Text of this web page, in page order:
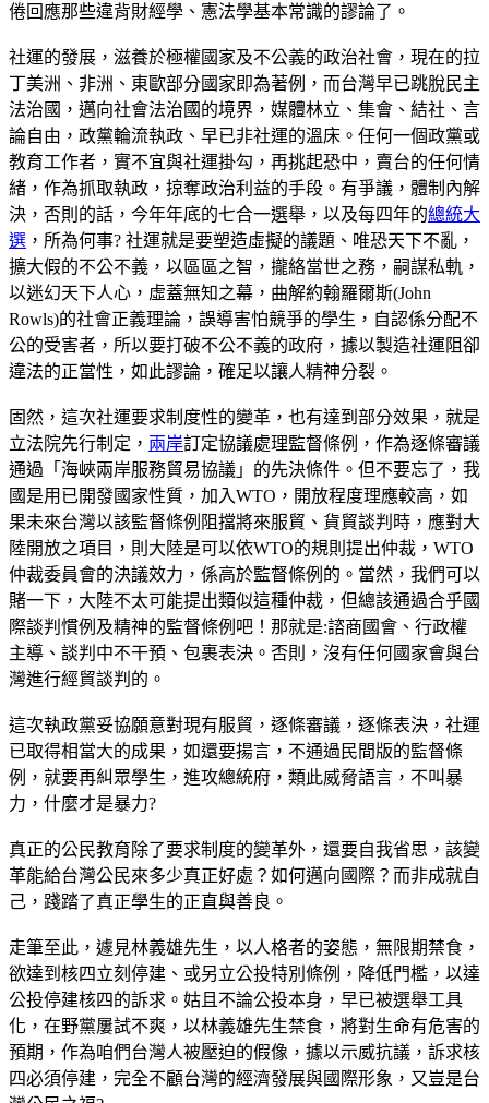
倦回應那些違背財經學、憲法學基本常識的謬論了。
社運的發展，滋養於極權國家及不公義的政治社會，現在的拉
丁美洲、非洲、東歐部分國家即為著例，而台灣早已跳脫民主
法治國，邁向社會法治國的境界，媒體林立、集會、結社、言
論自由，政黨輪流執政、早已非社運的溫床。任何一個政黨或
教育工作者，實不宜與社運掛勾，再挑起恐中，賣台的任何情
緒，作為抓取執政，掠奪政治利益的手段。有爭議，體制內解
決，否則的話，今年年底的七合一選舉，以及每四年的總統大
選 ，所為何事? 社運就是要塑造虛擬的議題、唯恐天下不亂，
擴大假的不公不義，以區區之智，攏絡當世之務，嗣謀私軌，
以迷幻天下人心，虛蓋無知之幕，曲解約翰羅爾斯(John
Rowls)的社會正義理論，誤導害怕競爭的學生，自認係分配不
公的受害者，所以要打破不公不義的政府，據以製造社運阻卻
違法的正當性，如此謬論，確足以讓人精神分裂。
固然，這次社運要求制度性的變革，也有達到部分效果，就是
立法院先行制定， 兩岸訂定協議處理監督條例，作為逐條審議
通過「海峽兩岸服務貿易協議」的先決條件。但不要忘了，我
國是用已開發國家性質，加入WTO，開放程度理應較高，如
果未來台灣以該監督條例阻擋將來服貿、貨貿談判時，應對大
陸開放之項目，則大陸是可以依WTO的規則提出仲裁，WTO
仲裁委員會的決議效力，係高於監督條例的。當然，我們可以
賭一下，大陸不太可能提出類似這種仲裁，但總該通過合乎國
際談判慣例及精神的監督條例吧！那就是:諮商國會、行政權
主導、談判中不干預、包裹表決。否則，沒有任何國家會與台
灣進行經貿談判的。
這次執政黨妥協願意對現有服貿，逐條審議，逐條表決，社運
已取得相當大的成果，如還要揚言，不通過民間版的監督條
例，就要再糾眾學生，進攻總統府，類此威脅語言，不叫暴
力，什麼才是暴力?
真正的公民教育除了要求制度的變革外，還要自我省思，該變
革能給台灣公民來多少真正好處？如何邁向國際？而非成就自
己，踐踏了真正學生的正直與善良。
走筆至此，遽見林義雄先生，以人格者的姿態，無限期禁食，
欲達到核四立刻停建、或另立公投特別條例，降低門檻，以達
公投停建核四的訴求。姑且不論公投本身，早已被選舉工具
化，在野黨屢試不爽，以林義雄先生禁食，將對生命有危害的
預期，作為咱們台灣人被壓迫的假像，據以示威抗議，訴求核
四必須停建，完全不顧台灣的經濟發展與國際形象，又豈是台